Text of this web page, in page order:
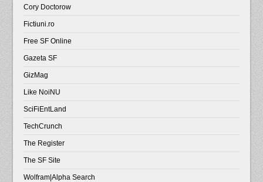
Cory Doctorow
Fictiuni.ro
Free SF Online
Gazeta SF
GizMag
Like NoiNU
SciFiEntLand
TechCrunch
The Register
The SF Site
Wolfram|Alpha Search